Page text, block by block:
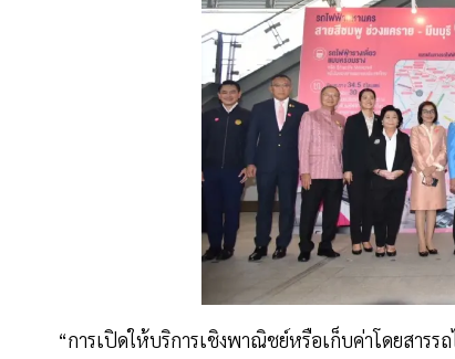
“การเปิดให้บริการเชิงพาณิชย์หรือเก็บค่าโดยสาร